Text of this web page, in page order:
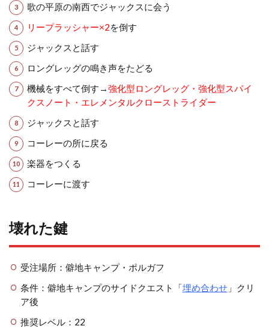
歌の平原の南西でジャックスに会う
リープラッシャー×2を倒す
ジャックスと話す
ロングレッグの鳴き声をたどる
機械をすべて倒す→強化型ロングレッグ・強化型スパイ
クスノート・エレメンタルクローストライダー
ジャックスと話す
コーレーの所に戻る
楽器をつくる
コーレーに渡す
壊れた鍵
受注場所：僻地キャンプ・ポルガフ
条件：僻地キャンプのサイドクエスト「埋め合わせ」クリ
ア後
推奨レベル：22